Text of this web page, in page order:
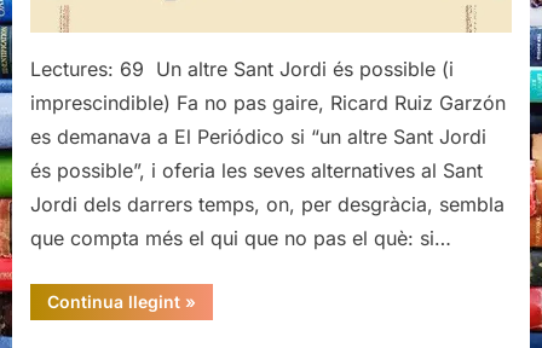
Lectures: 69 Un altre Sant Jordi és possible (i
imprescindible) Fa no pas gaire, Ricard Ruiz Garzón
es demanava a El Periódico si “un altre Sant Jordi
és possible”, i oferia les seves alternatives al Sant
Jordi dels darrers temps, on, per desgràcia, sembla
que compta més el qui que no pas el què: si…
Continua llegint“Tria
per
»